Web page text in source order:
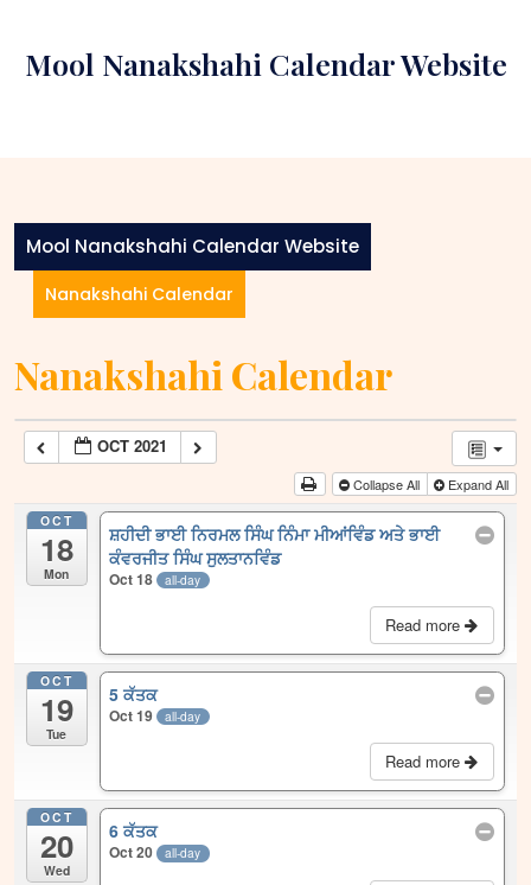
contentMool Nanakshahi Calendar Website
Mool Nanakshahi Calendar Website
Nanakshahi Calendar
Nanakshahi Calendar
OCT 2021
Collapse All Expand All
OCT
18
Mon
ਸ਼ਹੀਦੀ ਭਾਈ ਨਿਰਮਲ ਸਿੰਘ ਨਿੰਮਾ ਮੀਆਂਵਿੰਡ ਅਤੇ ਭਾਈ
ਕੰਵਰਜੀਤ ਸਿੰਘ ਸੁਲਤਾਨਵਿੰਡ
Oct 18 all-day
Read more
OCT
19
Tue
5 ਕੱਤਕ
Oct 19 all-day
Read more
OCT
20
Wed
6 ਕੱਤਕ
Oct 20 all-day